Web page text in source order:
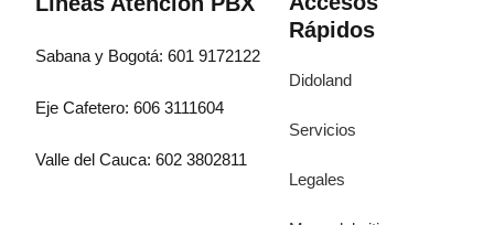
Sabana y Bogotá: 601 9172122
Eje Cafetero: 606 3111604
Valle del Cauca: 602 3802811
Rápidos
Didoland
Servicios
Legales